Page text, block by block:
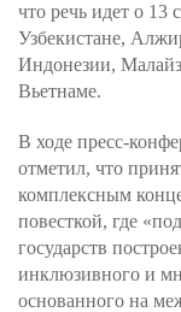
что речь идет о 13
Узбекистане,
Индонезии,
Вьетнаме.
В ходе пресс-
отметил, что
комплексным
повесткой, где
государств
инклюзивного и
основанного на